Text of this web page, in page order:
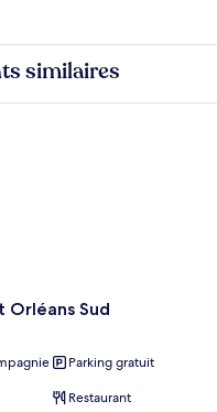
similaires
Orléans Sud
Parking gratuit
Restaurant
Sud